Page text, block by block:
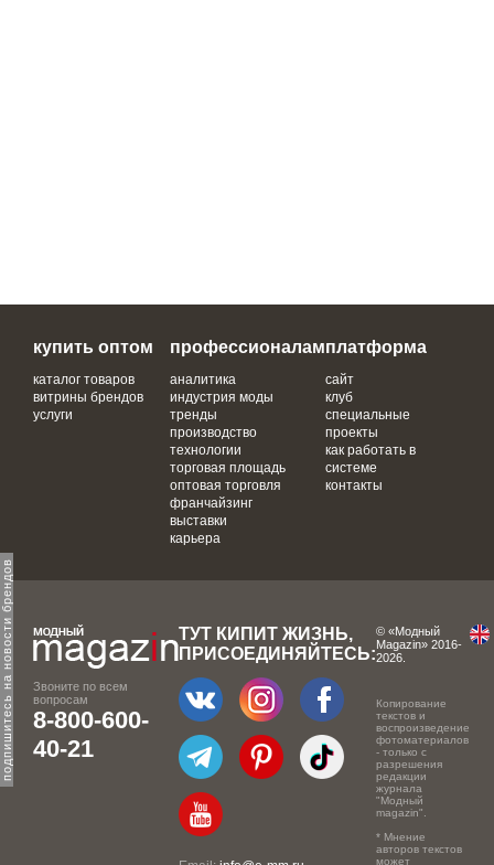
подпишитесь на новости брендов
купить оптом
каталог товаров
витрины брендов
услуги
профессионалам
аналитика
индустрия моды
тренды
производство
технологии
торговая площадь
оптовая торговля
франчайзинг
выставки
карьера
платформа
сайт
клуб
специальные
проекты
как работать в
системе
контакты
Звоните по всем
вопросам
8-800-600-
40-21
ТУТ КИПИТ ЖИЗНЬ,
ПРИСОЕДИНЯЙТЕСЬ:
© «Модный
Magazin» 2016-
2026.
Копирование
текстов и
воспроизведение
фотоматериалов
- только с
разрешения
редакции
журнала
"Модный
magazin".
* Мнение
авторов текстов
может